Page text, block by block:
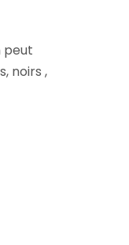
peut
noirs ,